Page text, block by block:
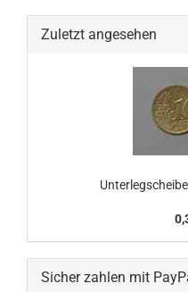
Zuletzt angesehen
Sicher zahlen mit